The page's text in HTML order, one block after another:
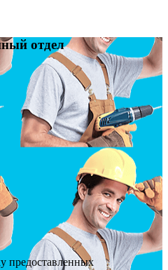
отдел
предоставленных